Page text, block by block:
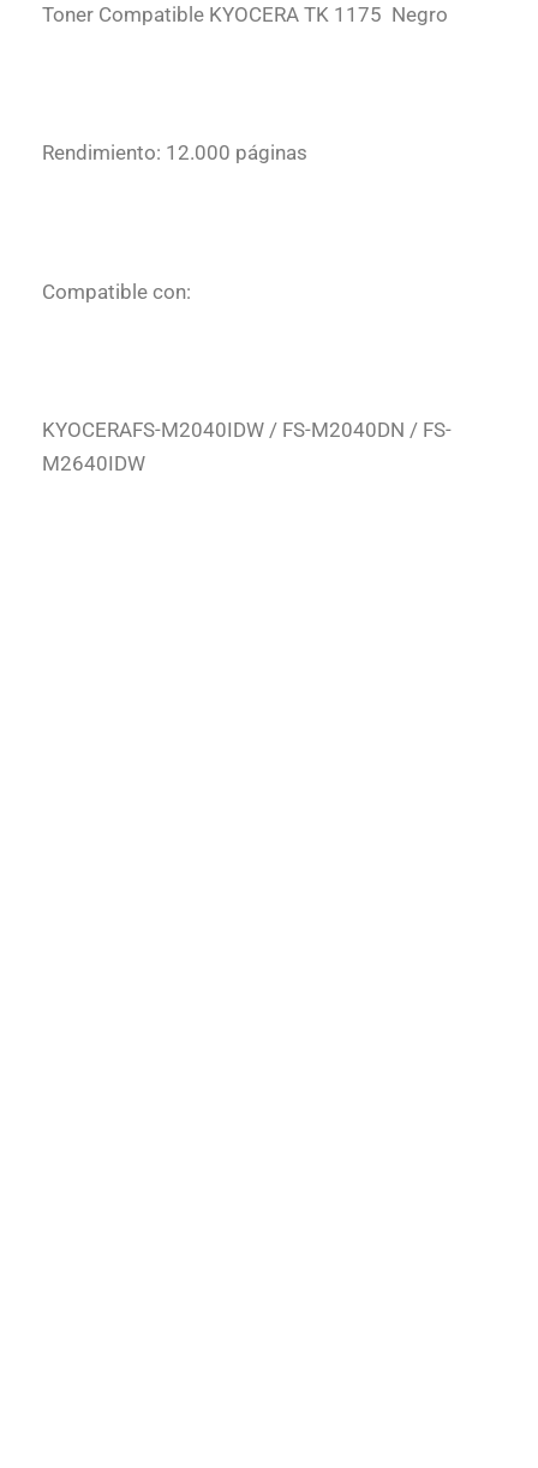
Toner Compatible KYOCERA TK 1175 Negro
Rendimiento: 12.000 páginas
Compatible con:
KYOCERAFS-M2040IDW / FS-M2040DN / FS-
M2640IDW